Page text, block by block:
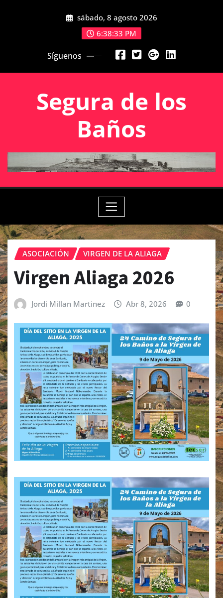
sábado, 8 agosto 2026
6:38:33 PM
Síguenos
Segura de los
Baños
ASOCIACIÓN VIRGEN DE LA ALIAGA
Virgen Aliaga 2026
Jordi Millan Martinez Abr 8, 2026 0